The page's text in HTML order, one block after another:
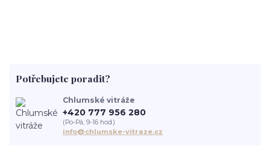
Potřebujete poradit?
Chlumské vitráže
+420 777 956 280
(Po-Pá, 9-16 hod.)
info@chlumske-vitraze.cz